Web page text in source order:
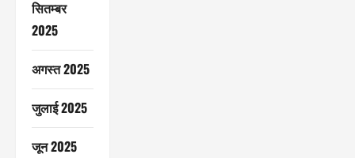
सितम्बर
2025
अगस्त 2025
जुलाई 2025
जून 2025